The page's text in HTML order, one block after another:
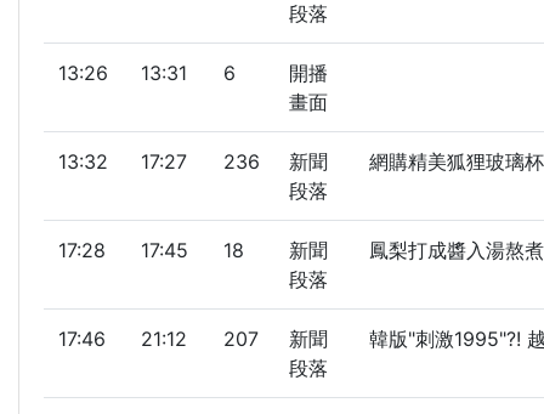
段落
13:26 13:31 6
開播
畫面
13:32 17:27 236
新聞
段落
網購精美狐狸玻璃
17:28 17:45 18
新聞
段落
鳳梨打成醬入湯熬
17:46 21:12 207
新聞
段落
韓版"刺激1995"?!